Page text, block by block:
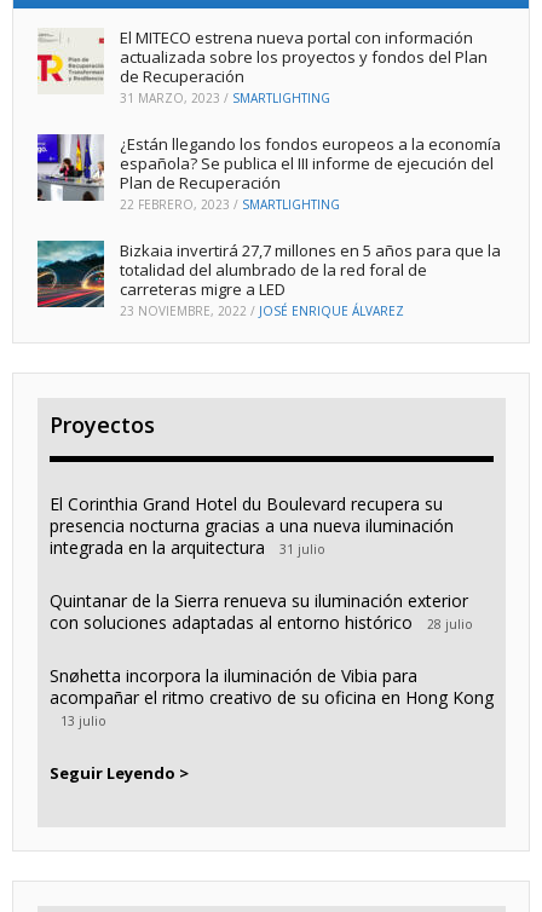
El MITECO estrena nueva portal con información
actualizada sobre los proyectos y fondos del Plan
de Recuperación
31 MARZO, 2023 / SMARTLIGHTING
¿Están llegando los fondos europeos a la economía
española? Se publica el III informe de ejecución del
Plan de Recuperación
22 FEBRERO, 2023 / SMARTLIGHTING
Bizkaia invertirá 27,7 millones en 5 años para que la
totalidad del alumbrado de la red foral de
carreteras migre a LED
23 NOVIEMBRE, 2022 / JOSÉ ENRIQUE ÁLVAREZ
Proyectos
El Corinthia Grand Hotel du Boulevard recupera su
presencia nocturna gracias a una nueva iluminación
integrada en la arquitectura
31 julio
Quintanar de la Sierra renueva su iluminación exterior
con soluciones adaptadas al entorno histórico
28 julio
Snøhetta incorpora la iluminación de Vibia para
acompañar el ritmo creativo de su oficina en Hong Kong
13 julio
Seguir Leyendo >